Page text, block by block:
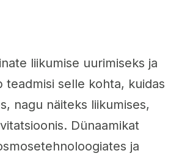
liikumise uurimiseks ja
selle kohta, kuidas
nagu näiteks liikumises,
Dünaamikat
ja